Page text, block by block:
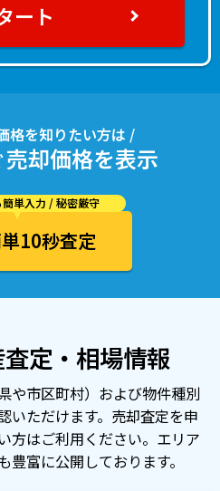
ート
格を知りたい方は /
却価格を表示
単入力 / 秘密厳守
10秒査定
定・相場情報
や市区町村）および物件種別
いただけます。売却査定を申
方はご利用ください。エリア
富に公開しております。